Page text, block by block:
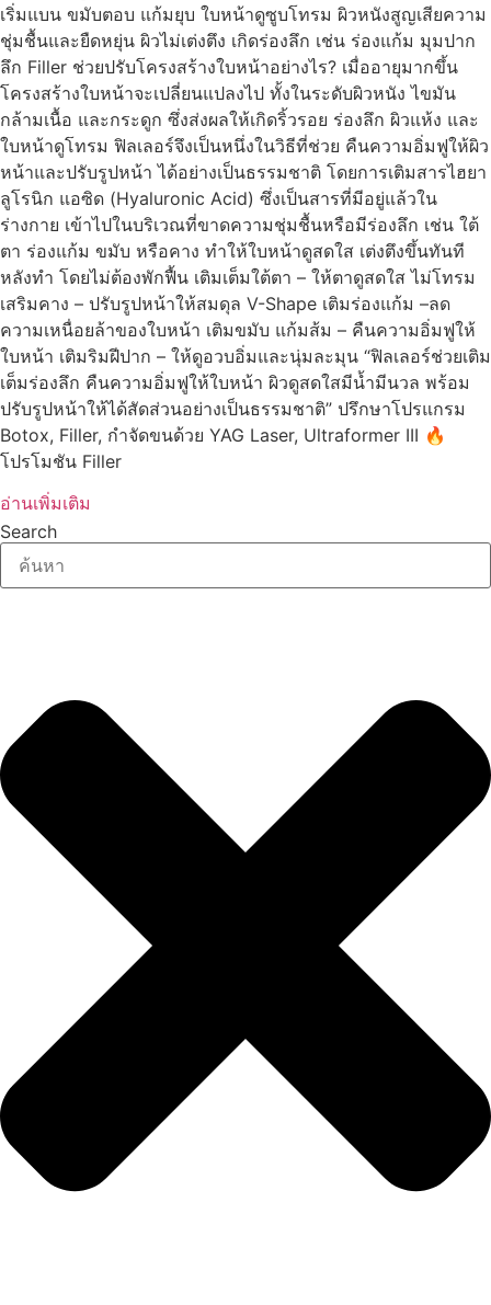
เริ่มแบน ขมับตอบ แก้มยุบ ใบหน้าดูซูบโทรม ผิวหนังสูญเสียความ
ชุ่มชื้นและยืดหยุ่น ผิวไม่เต่งตึง เกิดร่องลึก เช่น ร่องแก้ม มุมปาก
ลึก Filler ช่วยปรับโครงสร้างใบหน้าอย่างไร? เมื่ออายุมากขึ้น
โครงสร้างใบหน้าจะเปลี่ยนแปลงไป ทั้งในระดับผิวหนัง ไขมัน
กล้ามเนื้อ และกระดูก ซึ่งส่งผลให้เกิดริ้วรอย ร่องลึก ผิวแห้ง และ
ใบหน้าดูโทรม ฟิลเลอร์จึงเป็นหนึ่งในวิธีที่ช่วย คืนความอิ่มฟูให้ผิว
หน้าและปรับรูปหน้า ได้อย่างเป็นธรรมชาติ โดยการเติมสารไฮยา
ลูโรนิก แอซิด (Hyaluronic Acid) ซึ่งเป็นสารที่มีอยู่แล้วใน
ร่างกาย เข้าไปในบริเวณที่ขาดความชุ่มชื้นหรือมีร่องลึก เช่น ใต้
ตา ร่องแก้ม ขมับ หรือคาง ทำให้ใบหน้าดูสดใส เต่งตึงขึ้นทันที
หลังทำ โดยไม่ต้องพักฟื้น เติมเต็มใต้ตา – ให้ตาดูสดใส ไม่โทรม
เสริมคาง – ปรับรูปหน้าให้สมดุล V-Shape เติมร่องแก้ม –ลด
ความเหนื่อยล้าของใบหน้า เติมขมับ แก้มส้ม – คืนความอิ่มฟูให้
ใบหน้า เติมริมฝีปาก – ให้ดูอวบอิ่มและนุ่มละมุน “ฟิลเลอร์ช่วยเติม
เต็มร่องลึก คืนความอิ่มฟูให้ใบหน้า ผิวดูสดใสมีน้ำมีนวล พร้อม
ปรับรูปหน้าให้ได้สัดส่วนอย่างเป็นธรรมชาติ” ปรึกษาโปรแกรม
Botox, Filler, กำจัดขนด้วย YAG Laser, Ultraformer III 🔥
โปรโมชัน Filler
อ่านเพิ่มเติม
Search